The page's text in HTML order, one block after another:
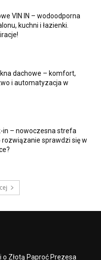
VIN IN – wodoodporna
kuchni i łazienki.
dachowe – komfort,
i automatyzacja w
in – nowoczesna strefa
rozwiązanie sprawdzi się w
o Złotą Paproć Prezesa